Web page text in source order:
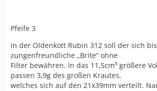
Pfeife 3
In der Oldenkott Rubin 312 soll der sich
zungenfreundliche „Brite“ ohne
Filter bewähren. In das 11,5cm³ größere
passen 3,9g des großen Krautes,
welches sich auf den 21x39mm verteilt.